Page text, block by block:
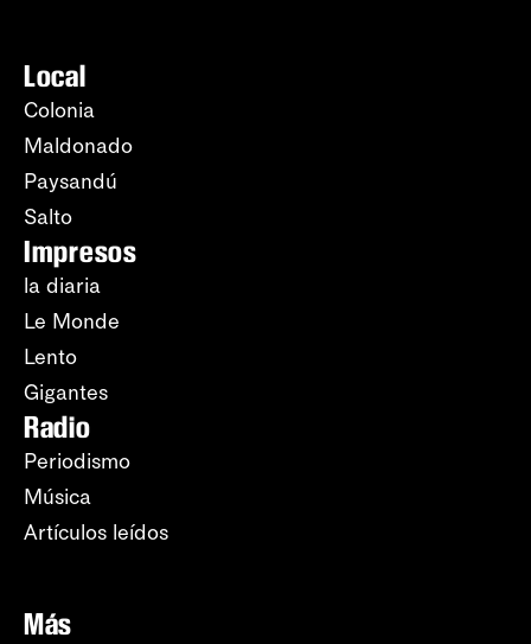
Local
Colonia
Maldonado
Paysandú
Salto
Impresos
la diaria
Le Monde
Lento
Gigantes
Radio
Periodismo
Música
Artículos leídos
Más